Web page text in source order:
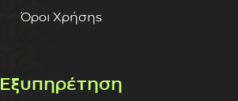
Όροι Χρήσης
Εξυπηρέτηση